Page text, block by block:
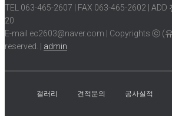
TEL 063-465-2607 | FAX 063-465-2602 | ADD
20
E-mail ec2603@naver.com | Copyrights ⓒ (
reserved. | admin
갤러리 견적문의 공사실적